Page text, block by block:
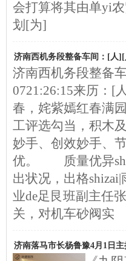
会打算将其由单yi
划[为]
济南西机务段整备车间：[人
济南西机务段整备
0721:26:15来历：
春，姹紫嫣红春满
工评选勾当，积木
妙手、创效妙手、
优。 质量优异shi
出状况，出格
业de足艮班副主任
关，对机车砂阀实
济南落马市长杨鲁豫4月1日